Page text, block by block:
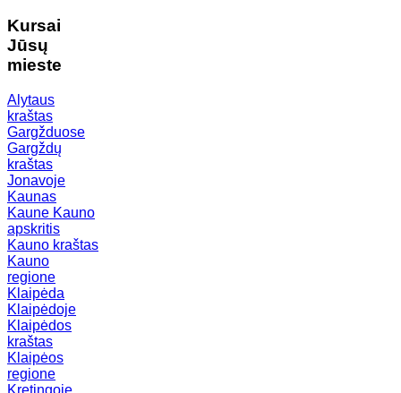
Kursai
Jūsų
mieste
Alytaus
kraštas
Gargžduose
Gargždų
kraštas
Jonavoje
Kaunas
Kaune Kauno
apskritis
Kauno kraštas
Kauno
regione
Klaipėda
Klaipėdoje
Klaipėdos
kraštas
Klaipėos
regione
Kretingoje